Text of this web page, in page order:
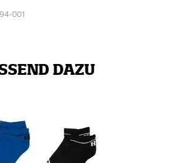
001
DAZU